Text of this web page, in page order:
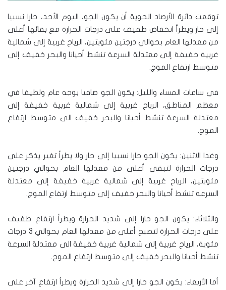
توقعت دائرة الأرصاد الجوية أن يكون الجو، اليوم الأحد، حارا نسبيا
إلى حار ويطرأ انخفاض طفيف على درجات الحرارة مع بقائها أعلى
من معدلها العام بحوالي درجتين مئويتين، الرياح غربية إلى شمالية
غربية خفيفة إلى معتدلة السرعة تنشط أحيانا والبحر خفيف إلى
متوسط ارتفاع الموج.
في ساعات المساء والليل: يكون الجو صافيا بوجه عام ولطيفا في
معظم المناطق، الرياح غربية إلى شمالية غربية خفيفة إلى
معتدلة السرعة تنشط أحيانا والبحر خفيف الى متوسط ارتفاع
الموج.
وغدا الاثنين: يكون الجو حارا نسبيا إلى حار ولا يطرأ تغير يذكر على
درجات الحرارة لتبقى أعلى من معدلها العام بحوالي درجتين
مئويتين، الرياح غربية إلى شمالية غربية خفيفة إلى معتدلة
السرعة تنشط أحيانا والبحر خفيف إلى متوسط ارتفاع الموج.
والثلاثاء: يكون الجو حارا إلى شديد الحرارة ويطرأ ارتفاع طفيف
على درجات الحرارة لتصبح أعلى من معدلها العام بحوالي 3 درجات
مئوية، الرياح غربية إلى شمالية غربية خفيفة الى معتدلة السرعة
تنشط أحيانا والبحر خفيف إلى متوسط ارتفاع الموج.
أما الأربعاء: يكون الجو حارا إلى شديد الحرارة ويطرأ ارتفاع آخر على